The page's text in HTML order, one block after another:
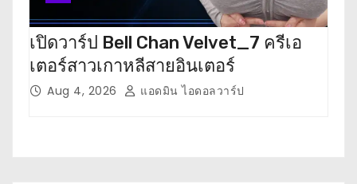
เปิดวาร์ป Bell Chan Velvet_7 ครีเอ
เตอร์สาวเกาหลีสายอินเตอร์
Aug 4, 2026 แอดมิน ไอดอลวาร์ป